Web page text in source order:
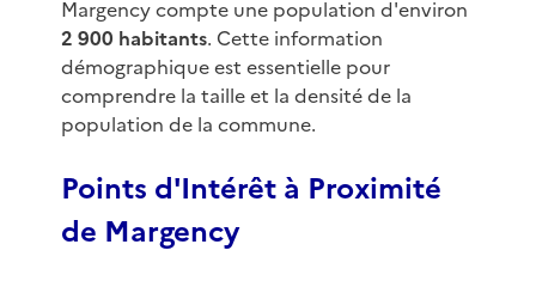
Margency compte une population d'environ
2 900 habitants. Cette information
démographique est essentielle pour
comprendre la taille et la densité de la
population de la commune.
Points d'Intérêt à Proximité
de Margency